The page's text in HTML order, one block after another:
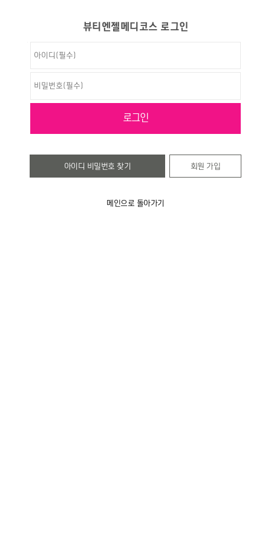
뷰티엔젤메디코스 로그인
아이디 비밀번호 찾기 회원 가입
메인으로 돌아가기